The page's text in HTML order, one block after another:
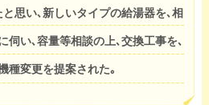
と思い､新しいタイプの給湯器を､相
伺い､容量等相談の上､交換工事を､
種変更を提案された｡